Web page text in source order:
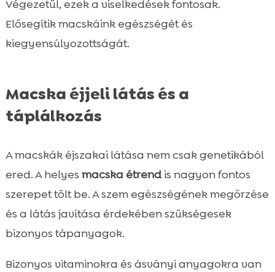
Végezetül, ezek a viselkedések fontosak.
Elősegítik macskáink egészségét és
kiegyensúlyozottságát.
Macska éjjeli látás és a
táplálkozás
A macskák éjszakai látása nem csak genetikából
ered. A helyes macska étrendis nagyon fontos
szerepet tölt be. A szem egészségének megőrzése
és a látás javítása érdekében szükségesek
bizonyos tápanyagok.
Bizonyos vitaminokra és ásványi anyagokra van